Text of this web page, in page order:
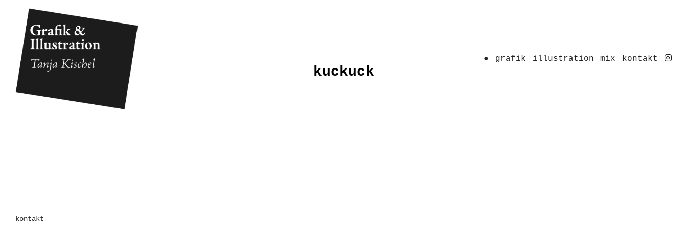
● grafik illustration mix kontakt
kuckuck
kontakt